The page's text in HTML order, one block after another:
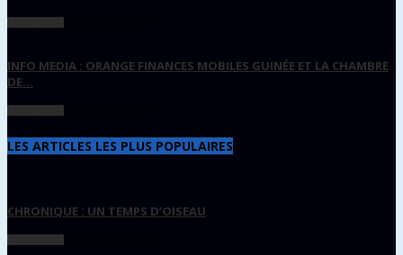
INFO MEDIA : ORANGE FINANCES MOBILES GUINÉE ET LA CHAMBRE
DE...
LES ARTICLES LES PLUS POPULAIRES
CHRONIQUE : UN TEMPS D’OISEAU